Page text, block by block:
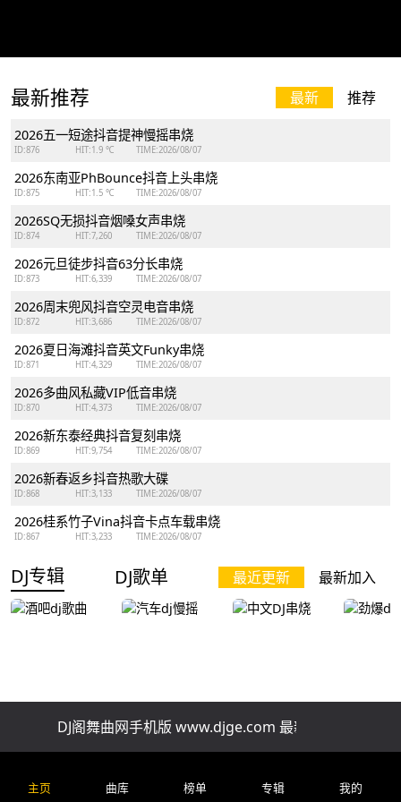
最新推荐 最新 推荐
2026五一短途抖音提神慢摇串烧
ID:876 HIT:1.9 ℃ TIME:2026/08/07
2026东南亚PhBounce抖音上头串烧
ID:875 HIT:1.5 ℃ TIME:2026/08/07
2026SQ无损抖音烟嗓女声串烧
ID:874 HIT:7,260 TIME:2026/08/07
2026元旦徒步抖音63分长串烧
ID:873 HIT:6,339 TIME:2026/08/07
2026周末兜风抖音空灵电音串烧
ID:872 HIT:3,686 TIME:2026/08/07
2026夏日海滩抖音英文Funky串烧
ID:871 HIT:4,329 TIME:2026/08/07
2026多曲风私藏VIP低音串烧
ID:870 HIT:4,373 TIME:2026/08/07
2026新东泰经典抖音复刻串烧
ID:869 HIT:9,754 TIME:2026/08/07
2026新春返乡抖音热歌大碟
ID:868 HIT:3,133 TIME:2026/08/07
2026桂系竹子Vina抖音卡点车载串烧
ID:867 HIT:3,233 TIME:2026/08/07
DJ专辑 DJ歌单 最近更新 最新加入
排行榜 精品串烧 慢歌串烧 酒吧串烧 车
全网上头改编新歌一小时自驾连贯车载串烧
DJ阁舞曲网手机版 www.djge.com 最新好听免费下载
主页 曲库 榜单 专辑 我的